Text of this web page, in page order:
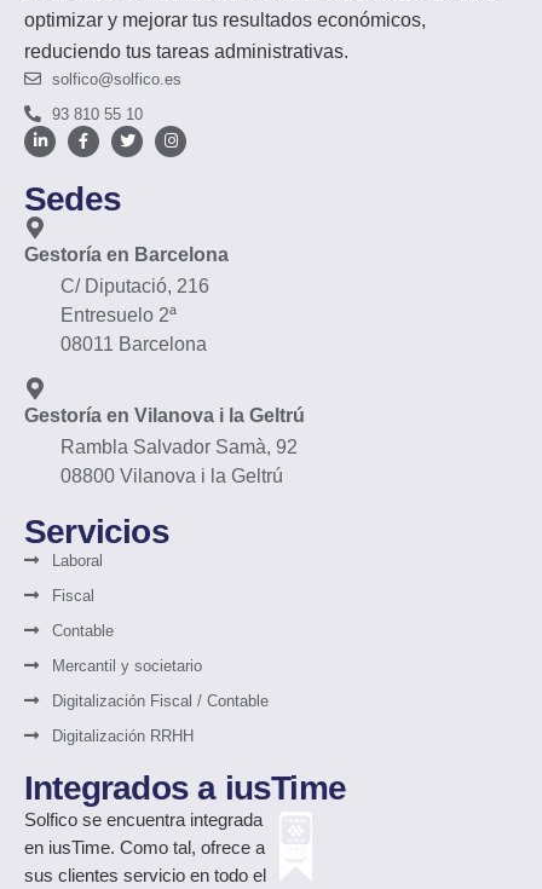
optimizar y mejorar tus resultados económicos,
reduciendo tus tareas administrativas.
solfico@solfico.es
93 810 55 10
Sedes
Gestoría en Barcelona
C/ Diputació, 216
Entresuelo 2ª
08011 Barcelona
Gestoría en Vilanova i la Geltrú
Rambla Salvador Samà, 92
08800 Vilanova i la Geltrú
Servicios
Laboral
Fiscal
Contable
Mercantil y societario
Digitalización Fiscal / Contable
Digitalización RRHH
Integrados a iusTime
Solfico se encuentra integrada
en iusTime. Como tal, ofrece a
sus clientes servicio en todo el